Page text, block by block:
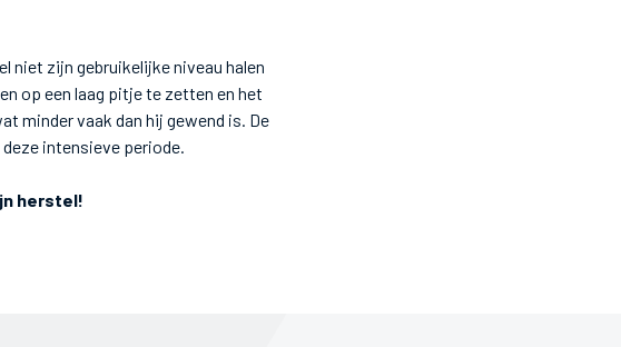
niet zijn gebruikelijke niveau halen
op een laag pitje te zetten en het
minder vaak dan hij gewend is. De
intensieve periode.
herstel!